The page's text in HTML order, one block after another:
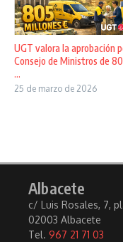
UGT valora la aprobación
Consejo de Ministros de
...
25 de marzo de 2026
Albacete
c/ Luis Rosales, 7,
02003 Albacete
Tel. 967 21 71 03